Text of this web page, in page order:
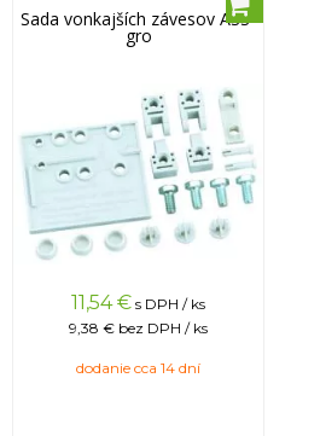
Sada vonkajších závesov ASS-
gro
11,54 € s DPH / ks
9,38 € bez DPH / ks
dodanie cca 14 dní